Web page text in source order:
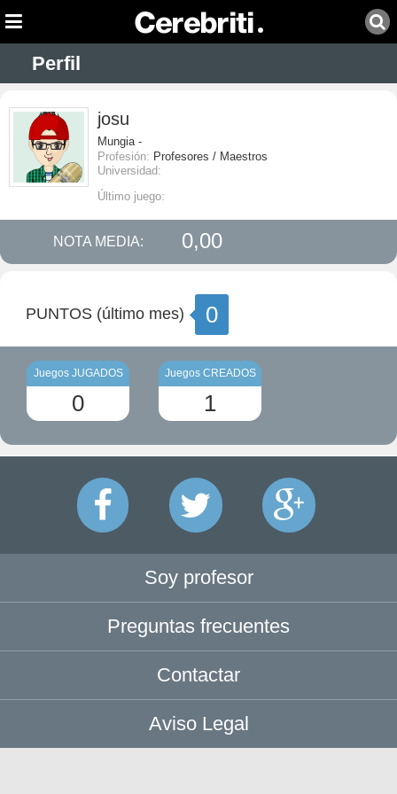
Perfil
josu
Mungia -
Profesión: Profesores / Maestros
Universidad:
Último juego:
NOTA MEDIA: 0,00
PUNTOS (último mes) 0
Juegos JUGADOS
0
Juegos CREADOS
1
Soy profesor
Preguntas frecuentes
Contactar
Aviso Legal